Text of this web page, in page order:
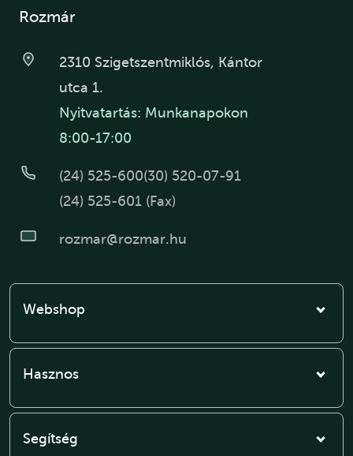
Rozmár
2310 Szigetszentmiklós, Kántor
utca 1.
Nyitvatartás: Munkanapokon
8:00-17:00
(24) 525-600(30) 520-07-91
(24) 525-601 (Fax)
rozmar@rozmar.hu
Webshop
Hasznos
Segítség